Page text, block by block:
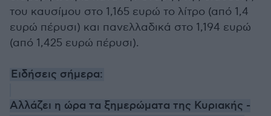
του καυσίμου στο 1,165 ευρώ το λίτρο (από 1,4
ευρώ πέρυσι) και πανελλαδικά στο 1,194 ευρώ
(από 1,425 ευρώ πέρυσι).
Ειδήσεις σήμερα:
Αλλάζει η ώρα τα ξημερώματα της Κυριακής -